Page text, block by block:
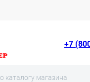
+7